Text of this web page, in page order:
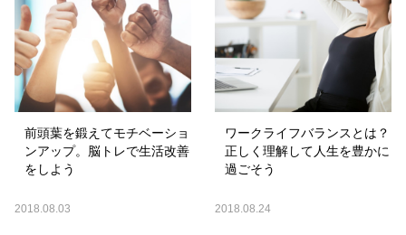
前頭葉を鍛えてモチベーショ
ンアップ。脳トレで生活改善
をしよう
2018.08.03
ワークライフバランスとは？
正しく理解して人生を豊かに
過ごそう
2018.08.24